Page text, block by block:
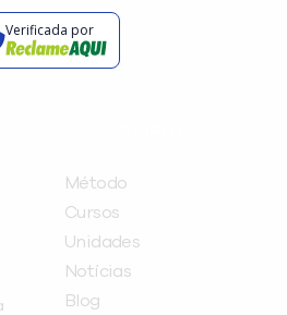
Verificada por
Método
Cursos
Unidades
Notícias
Blog